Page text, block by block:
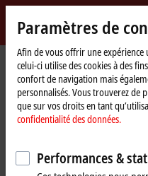
Beckhoff
-
New
Automation
Technology
Page
d'accueil
Entreprise Présence à
Sales, Norway
Coordonnées
Paramètres de
Afin de vous offrir une
celui-ci utilise des cookies à des
confort de navigation mais
personnalisés. Vous trouverez de
que sur vos droits en tant
confidentialité des données.
Performances &